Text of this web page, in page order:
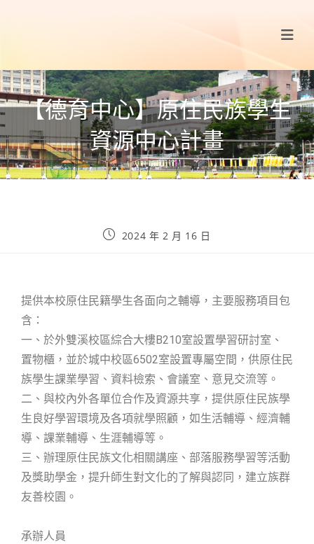
【德育中心】原住民族學生
資源中心計畫
2024 年 2 月 16 日
提供本校原住民籍學生各面向之輔導，主要服務項目包
含：
一、於外雙溪校區綜合大樓B210室設置學習研討室、
置物櫃，並於城中校區6502室設置專屬空間，供原住民
族學生課業學習、資料檢索、會議室、意見交流等。
二、與校內外各單位合作及資源共享，提供原住民族學
生良好學習環境及各項就學照顧，如生活輔導、經濟輔
導、課業輔導、生涯輔導等。
三、辦理原住民族文化相關講座、部落服務學習等活動
及獎助學金，提升師生對文化的了解與認同，建立族群
友善校園。
承辦人員